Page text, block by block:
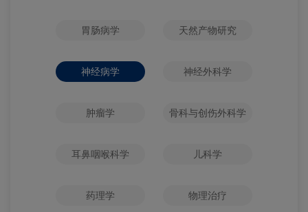
胃肠病学 天然产物研究
神经病学 神经外科学
肿瘤学 骨科与创伤外科学
耳鼻咽喉科学 儿科学
药理学 物理治疗